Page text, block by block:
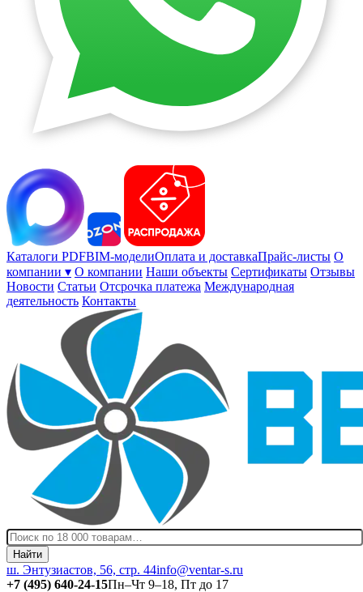
Каталоги PDFBIM-моделиОплата и доставкаПрайс-листы О
компании ▾ О компании Наши объекты Сертификаты Отзывы
Новости Статьи Отсрочка платежа Международная
деятельность Контакты
Найти
ш. Энтузиастов, 56, стр. 44info@ventar-s.ru
+7 (495) 640-24-15Пн–Чт 9–18, Пт до 17